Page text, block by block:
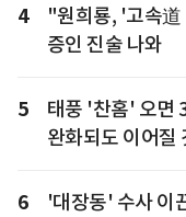
4
"원희룡, '고속
증인 진술 나와
5
태풍 '찬홈' 오면
완화되도 이어질
6 '대장동' 수사 이